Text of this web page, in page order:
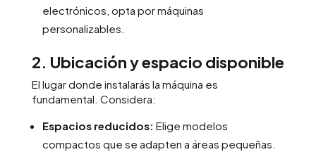
electrónicos, opta por máquinas
personalizables.
2. Ubicación y espacio disponible
El lugar donde instalarás la máquina es
fundamental. Considera:
Espacios reducidos: Elige modelos
compactos que se adapten a áreas pequeñas.